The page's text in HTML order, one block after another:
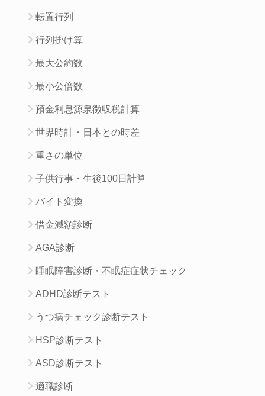
転置行列
行列掛け算
最大公約数
最小公倍数
預金利息源泉徴収税計算
世界時計・日本との時差
重さの単位
子供行事・生後100日計算
バイト変換
借金減額診断
AGA診断
睡眠障害診断・不眠症症状チェック
ADHD診断テスト
うつ病チェック診断テスト
HSP診断テスト
ASD診断テスト
適職診断